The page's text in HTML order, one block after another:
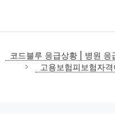
코드블루 응급상황 | 병원
고용보험피보험자